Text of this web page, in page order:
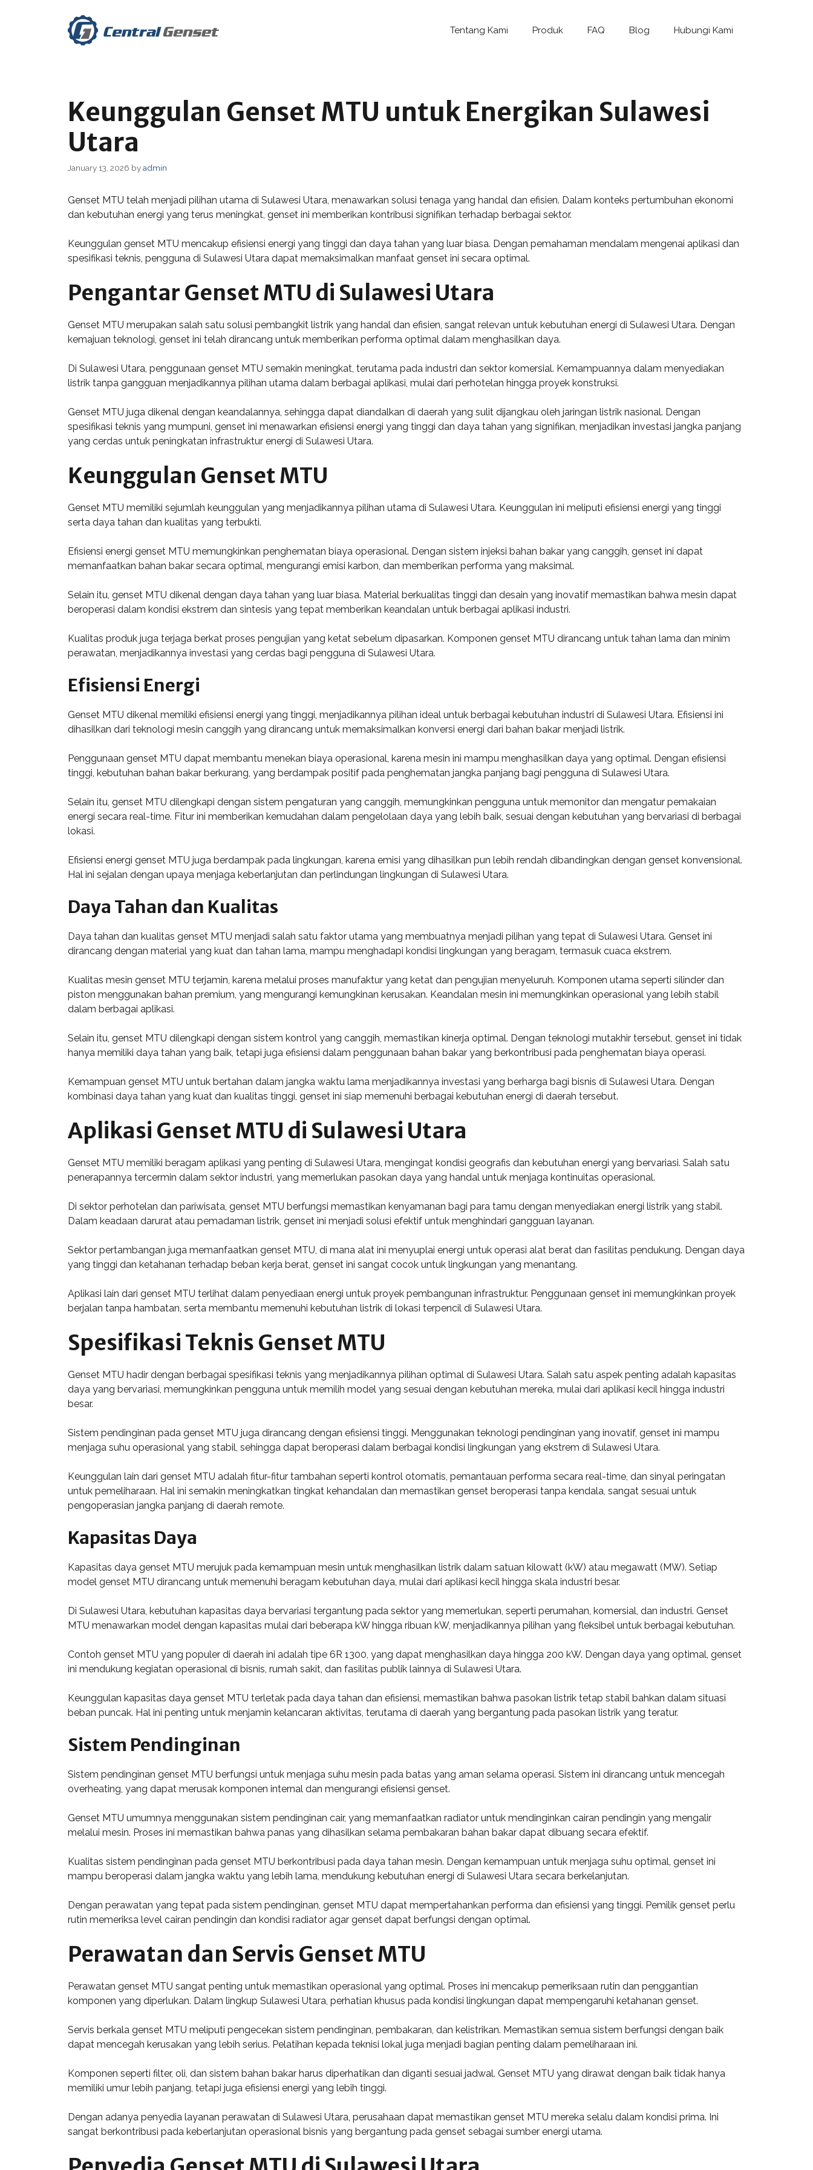
Tentang Kami Produk FAQ Blog Hubungi Kami
Keunggulan Genset MTU untuk Energikan Sulawesi
Utara
January 13, 2026 byadmin
Genset MTU telah menjadi pilihan utama di Sulawesi Utara, menawarkan solusi tenaga yang handal dan efisien. Dalam konteks pertumbuhan ekonomi
dan kebutuhan energi yang terus meningkat, genset ini memberikan kontribusi signifikan terhadap berbagai sektor.
Keunggulan genset MTU mencakup efisiensi energi yang tinggi dan daya tahan yang luar biasa. Dengan pemahaman mendalam mengenai aplikasi dan
spesifikasi teknis, pengguna di Sulawesi Utara dapat memaksimalkan manfaat genset ini secara optimal.
Pengantar Genset MTU di Sulawesi Utara
Genset MTU merupakan salah satu solusi pembangkit listrik yang handal dan efisien, sangat relevan untuk kebutuhan energi di Sulawesi Utara. Dengan
kemajuan teknologi, genset ini telah dirancang untuk memberikan performa optimal dalam menghasilkan daya.
Di Sulawesi Utara, penggunaan genset MTU semakin meningkat, terutama pada industri dan sektor komersial. Kemampuannya dalam menyediakan
listrik tanpa gangguan menjadikannya pilihan utama dalam berbagai aplikasi, mulai dari perhotelan hingga proyek konstruksi.
Genset MTU juga dikenal dengan keandalannya, sehingga dapat diandalkan di daerah yang sulit dijangkau oleh jaringan listrik nasional. Dengan
spesifikasi teknis yang mumpuni, genset ini menawarkan efisiensi energi yang tinggi dan daya tahan yang signifikan, menjadikan investasi jangka panjang
yang cerdas untuk peningkatan infrastruktur energi di Sulawesi Utara.
Keunggulan Genset MTU
Genset MTU memiliki sejumlah keunggulan yang menjadikannya pilihan utama di Sulawesi Utara. Keunggulan ini meliputi efisiensi energi yang tinggi
serta daya tahan dan kualitas yang terbukti.
Efisiensi energi genset MTU memungkinkan penghematan biaya operasional. Dengan sistem injeksi bahan bakar yang canggih, genset ini dapat
memanfaatkan bahan bakar secara optimal, mengurangi emisi karbon, dan memberikan performa yang maksimal.
Selain itu, genset MTU dikenal dengan daya tahan yang luar biasa. Material berkualitas tinggi dan desain yang inovatif memastikan bahwa mesin dapat
beroperasi dalam kondisi ekstrem dan sintesis yang tepat memberikan keandalan untuk berbagai aplikasi industri.
Kualitas produk juga terjaga berkat proses pengujian yang ketat sebelum dipasarkan. Komponen genset MTU dirancang untuk tahan lama dan minim
perawatan, menjadikannya investasi yang cerdas bagi pengguna di Sulawesi Utara.
Efisiensi Energi
Genset MTU dikenal memiliki efisiensi energi yang tinggi, menjadikannya pilihan ideal untuk berbagai kebutuhan industri di Sulawesi Utara. Efisiensi ini
dihasilkan dari teknologi mesin canggih yang dirancang untuk memaksimalkan konversi energi dari bahan bakar menjadi listrik.
Penggunaan genset MTU dapat membantu menekan biaya operasional, karena mesin ini mampu menghasilkan daya yang optimal. Dengan efisiensi
tinggi, kebutuhan bahan bakar berkurang, yang berdampak positif pada penghematan jangka panjang bagi pengguna di Sulawesi Utara.
Selain itu, genset MTU dilengkapi dengan sistem pengaturan yang canggih, memungkinkan pengguna untuk memonitor dan mengatur pemakaian
energi secara real-time. Fitur ini memberikan kemudahan dalam pengelolaan daya yang lebih baik, sesuai dengan kebutuhan yang bervariasi di berbagai
lokasi.
Efisiensi energi genset MTU juga berdampak pada lingkungan, karena emisi yang dihasilkan pun lebih rendah dibandingkan dengan genset konvensional.
Hal ini sejalan dengan upaya menjaga keberlanjutan dan perlindungan lingkungan di Sulawesi Utara.
Daya Tahan dan Kualitas
Daya tahan dan kualitas genset MTU menjadi salah satu faktor utama yang membuatnya menjadi pilihan yang tepat di Sulawesi Utara. Genset ini
dirancang dengan material yang kuat dan tahan lama, mampu menghadapi kondisi lingkungan yang beragam, termasuk cuaca ekstrem.
Kualitas mesin genset MTU terjamin, karena melalui proses manufaktur yang ketat dan pengujian menyeluruh. Komponen utama seperti silinder dan
piston menggunakan bahan premium, yang mengurangi kemungkinan kerusakan. Keandalan mesin ini memungkinkan operasional yang lebih stabil
dalam berbagai aplikasi.
Selain itu, genset MTU dilengkapi dengan sistem kontrol yang canggih, memastikan kinerja optimal. Dengan teknologi mutakhir tersebut, genset ini tidak
hanya memiliki daya tahan yang baik, tetapi juga efisiensi dalam penggunaan bahan bakar yang berkontribusi pada penghematan biaya operasi.
Kemampuan genset MTU untuk bertahan dalam jangka waktu lama menjadikannya investasi yang berharga bagi bisnis di Sulawesi Utara. Dengan
kombinasi daya tahan yang kuat dan kualitas tinggi, genset ini siap memenuhi berbagai kebutuhan energi di daerah tersebut.
Aplikasi Genset MTU di Sulawesi Utara
Genset MTU memiliki beragam aplikasi yang penting di Sulawesi Utara, mengingat kondisi geografis dan kebutuhan energi yang bervariasi. Salah satu
penerapannya tercermin dalam sektor industri, yang memerlukan pasokan daya yang handal untuk menjaga kontinuitas operasional.
Di sektor perhotelan dan pariwisata, genset MTU berfungsi memastikan kenyamanan bagi para tamu dengan menyediakan energi listrik yang stabil.
Dalam keadaan darurat atau pemadaman listrik, genset ini menjadi solusi efektif untuk menghindari gangguan layanan.
Sektor pertambangan juga memanfaatkan genset MTU, di mana alat ini menyuplai energi untuk operasi alat berat dan fasilitas pendukung. Dengan daya
yang tinggi dan ketahanan terhadap beban kerja berat, genset ini sangat cocok untuk lingkungan yang menantang.
Aplikasi lain dari genset MTU terlihat dalam penyediaan energi untuk proyek pembangunan infrastruktur. Penggunaan genset ini memungkinkan proyek
berjalan tanpa hambatan, serta membantu memenuhi kebutuhan listrik di lokasi terpencil di Sulawesi Utara.
Spesifikasi Teknis Genset MTU
Genset MTU hadir dengan berbagai spesifikasi teknis yang menjadikannya pilihan optimal di Sulawesi Utara. Salah satu aspek penting adalah kapasitas
daya yang bervariasi, memungkinkan pengguna untuk memilih model yang sesuai dengan kebutuhan mereka, mulai dari aplikasi kecil hingga industri
besar.
Sistem pendinginan pada genset MTU juga dirancang dengan efisiensi tinggi. Menggunakan teknologi pendinginan yang inovatif, genset ini mampu
menjaga suhu operasional yang stabil, sehingga dapat beroperasi dalam berbagai kondisi lingkungan yang ekstrem di Sulawesi Utara.
Keunggulan lain dari genset MTU adalah fitur-fitur tambahan seperti kontrol otomatis, pemantauan performa secara real-time, dan sinyal peringatan
untuk pemeliharaan. Hal ini semakin meningkatkan tingkat kehandalan dan memastikan genset beroperasi tanpa kendala, sangat sesuai untuk
pengoperasian jangka panjang di daerah remote.
Kapasitas Daya
Kapasitas daya genset MTU merujuk pada kemampuan mesin untuk menghasilkan listrik dalam satuan kilowatt (kW) atau megawatt (MW). Setiap
model genset MTU dirancang untuk memenuhi beragam kebutuhan daya, mulai dari aplikasi kecil hingga skala industri besar.
Di Sulawesi Utara, kebutuhan kapasitas daya bervariasi tergantung pada sektor yang memerlukan, seperti perumahan, komersial, dan industri. Genset
MTU menawarkan model dengan kapasitas mulai dari beberapa kW hingga ribuan kW, menjadikannya pilihan yang fleksibel untuk berbagai kebutuhan.
Contoh genset MTU yang populer di daerah ini adalah tipe 6R 1300, yang dapat menghasilkan daya hingga 200 kW. Dengan daya yang optimal, genset
ini mendukung kegiatan operasional di bisnis, rumah sakit, dan fasilitas publik lainnya di Sulawesi Utara.
Keunggulan kapasitas daya genset MTU terletak pada daya tahan dan efisiensi, memastikan bahwa pasokan listrik tetap stabil bahkan dalam situasi
beban puncak. Hal ini penting untuk menjamin kelancaran aktivitas, terutama di daerah yang bergantung pada pasokan listrik yang teratur.
Sistem Pendinginan
Sistem pendinginan genset MTU berfungsi untuk menjaga suhu mesin pada batas yang aman selama operasi. Sistem ini dirancang untuk mencegah
overheating, yang dapat merusak komponen internal dan mengurangi efisiensi genset.
Genset MTU umumnya menggunakan sistem pendinginan cair, yang memanfaatkan radiator untuk mendinginkan cairan pendingin yang mengalir
melalui mesin. Proses ini memastikan bahwa panas yang dihasilkan selama pembakaran bahan bakar dapat dibuang secara efektif.
Kualitas sistem pendinginan pada genset MTU berkontribusi pada daya tahan mesin. Dengan kemampuan untuk menjaga suhu optimal, genset ini
mampu beroperasi dalam jangka waktu yang lebih lama, mendukung kebutuhan energi di Sulawesi Utara secara berkelanjutan.
Dengan perawatan yang tepat pada sistem pendinginan, genset MTU dapat mempertahankan performa dan efisiensi yang tinggi. Pemilik genset perlu
rutin memeriksa level cairan pendingin dan kondisi radiator agar genset dapat berfungsi dengan optimal.
Perawatan dan Servis Genset MTU
Perawatan genset MTU sangat penting untuk memastikan operasional yang optimal. Proses ini mencakup pemeriksaan rutin dan penggantian
komponen yang diperlukan. Dalam lingkup Sulawesi Utara, perhatian khusus pada kondisi lingkungan dapat mempengaruhi ketahanan genset.
Servis berkala genset MTU meliputi pengecekan sistem pendinginan, pembakaran, dan kelistrikan. Memastikan semua sistem berfungsi dengan baik
dapat mencegah kerusakan yang lebih serius. Pelatihan kepada teknisi lokal juga menjadi bagian penting dalam pemeliharaan ini.
Komponen seperti filter, oli, dan sistem bahan bakar harus diperhatikan dan diganti sesuai jadwal. Genset MTU yang dirawat dengan baik tidak hanya
memiliki umur lebih panjang, tetapi juga efisiensi energi yang lebih tinggi.
Dengan adanya penyedia layanan perawatan di Sulawesi Utara, perusahaan dapat memastikan genset MTU mereka selalu dalam kondisi prima. Ini
sangat berkontribusi pada keberlanjutan operasional bisnis yang bergantung pada genset sebagai sumber energi utama.